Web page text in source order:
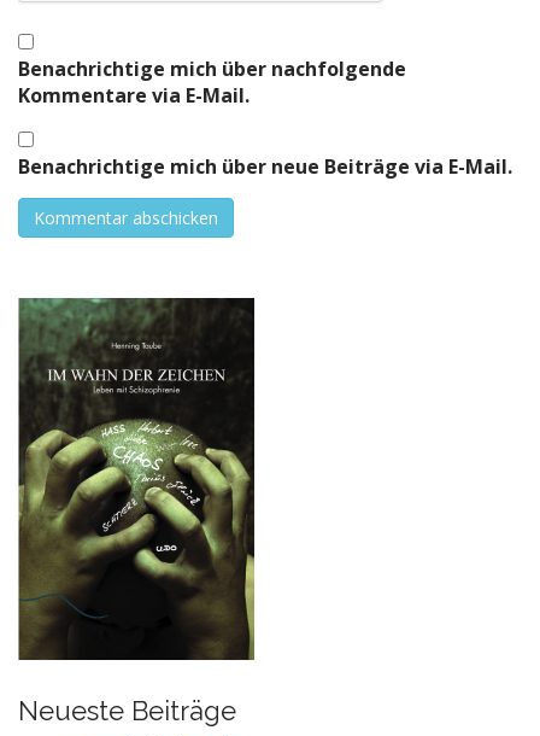
Benachrichtige mich über nachfolgende
Kommentare via E-Mail.
Benachrichtige mich über neue Beiträge via E-Mail.
Neueste Beiträge